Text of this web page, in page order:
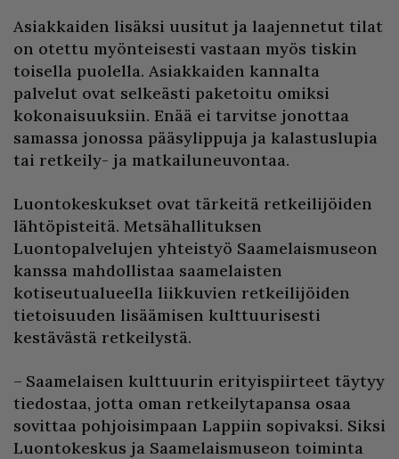
Asiakkaiden lisäksi uusitut ja laajennetut tilat
on otettu myönteisesti vastaan myös tiskin
toisella puolella. Asiakkaiden kannalta
palvelut ovat selkeästi paketoitu omiksi
kokonaisuuksiin. Enää ei tarvitse jonottaa
samassa jonossa pääsylippuja ja kalastuslupia
tai retkeily- ja matkailuneuvontaa.
Luontokeskukset ovat tärkeitä retkeilijöiden
lähtöpisteitä. Metsähallituksen
Luontopalvelujen yhteistyö Saamelaismuseon
kanssa mahdollistaa saamelaisten
kotiseutualueella liikkuvien retkeilijöiden
tietoisuuden lisäämisen kulttuurisesti
kestävästä retkeilystä.
– Saamelaisen kulttuurin erityispiirteet täytyy
tiedostaa, jotta oman retkeilytapansa osaa
sovittaa pohjoisimpaan Lappiin sopivaksi. Siksi
Luontokeskus ja Saamelaismuseon toiminta